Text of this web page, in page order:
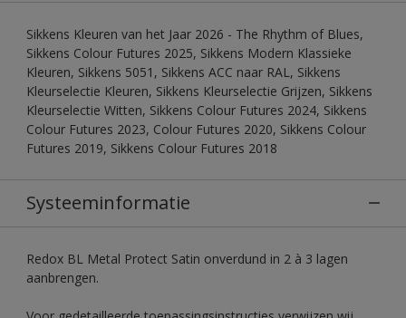
Sikkens Kleuren van het Jaar 2026 - The Rhythm of Blues,
Sikkens Colour Futures 2025, Sikkens Modern Klassieke
Kleuren, Sikkens 5051, Sikkens ACC naar RAL, Sikkens
Kleurselectie Kleuren, Sikkens Kleurselectie Grijzen, Sikkens
Kleurselectie Witten, Sikkens Colour Futures 2024, Sikkens
Colour Futures 2023, Colour Futures 2020, Sikkens Colour
Futures 2019, Sikkens Colour Futures 2018
Systeeminformatie
Redox BL Metal Protect Satin onverdund in 2 à 3 lagen
aanbrengen.